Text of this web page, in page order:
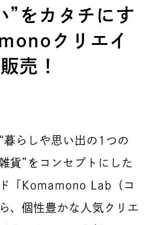
”をカタチにす
クリエイ
売！
暮らしや思い出の1つの
貨”をコンセプトにした
「Komamono Lab（コ
、個性豊かな人気クリエ